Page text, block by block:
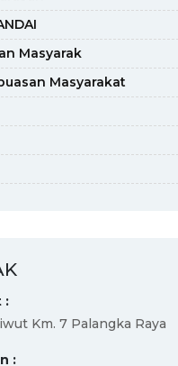
Masyarak
Masyarakat
:
Km. 7 Palangka Raya
: